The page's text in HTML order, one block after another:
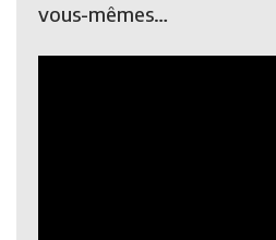
vous-mêmes…